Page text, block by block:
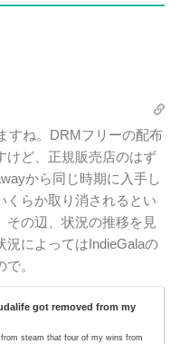
すね。DRMフリーの配布
けど、正規販売店のはず
から同じ時期に入手し
くらか取り消されるとい
その辺、状況の推移を見
況によってはIndieGalaの
。
got removed from my
steam that four of my wins from